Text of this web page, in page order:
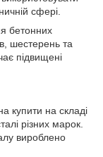
сфері.
бетонних
шестерень та
підвищені
купити на складі
різних марок.
вироблено